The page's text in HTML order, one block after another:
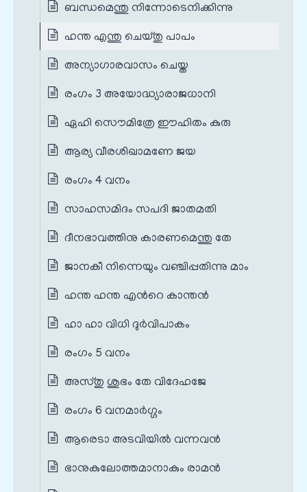
ബന്ധമെന്തു നിന്നോടെനിക്കിന്നു
ഹന്ത എന്തു ചെയ്തു പാപം
അന്യാഗാരവാസം ചെയ്ത
രംഗം 3 അയോദ്ധ്യാരാജധാനി
ഏഹി സൌമിത്രേ ഈഹിതം കുരു
ആര്യ വീരശിഖാമണേ ജയ
രംഗം 4 വനം
സാഹസമിദം സപദി ജാതമതി
ദീനഭാവത്തിനു കാരണമെന്തു തേ
ജാനകീ നിന്നെയും വഞ്ചിപ്പതിന്നു മാം
ഹന്ത ഹന്ത എന്‍റെ കാന്തന്‍
ഹാ ഹാ വിധി ദുര്‍വിപാകം
രംഗം 5 വനം
അസ്തു ശുഭം തേ വിദേഹജേ
രംഗം 6 വനമാര്‍ഗ്ഗം
ആരെടാ അടവിയില്‍ വന്നവന്‍
ഭാനുകുലോത്തമാനാകും രാമന്‍